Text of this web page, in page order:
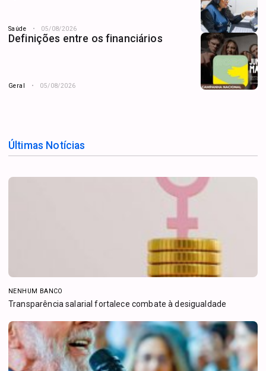
Saúde 05/08/2026
Definições entre os financiários
Geral 05/08/2026
Últimas Notícias
NENHUM BANCO
Transparência salarial fortalece combate à desigualdade